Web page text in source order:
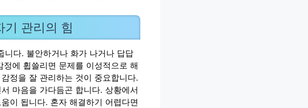
기 관리의 힘
니다. 불안하거나 화가 나거나 답답
에 휩쓸리면 문제를 이성적으로 해
정을 잘 관리하는 것이 중요합니다.
마음을 가다듬곤 합니다. 상황에서
이 됩니다. 혼자 해결하기 어렵다면